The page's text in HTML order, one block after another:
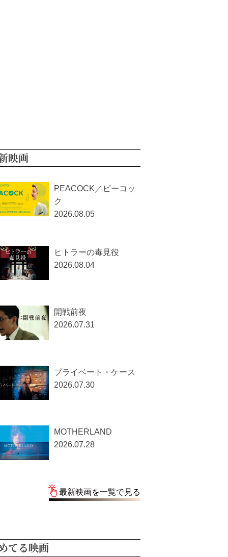
映画
PEACOCK／ピーコッ
ク
2026.08.05
ヒトラーの毒見役
2026.08.04
開戦前夜
2026.07.31
プライベート・ケース
2026.07.30
MOTHERLAND
2026.07.28
最新映画を一覧で見る
てる映画